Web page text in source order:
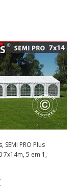
PRO Plus
5 em 1,